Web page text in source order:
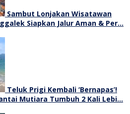
Sambut Lonjakan Wisatawan
Siapkan Jalur Aman & Per…
Teluk Prigi Kembali ‘Bernapas’!
Mutiara Tumbuh 2 Kali Lebi…